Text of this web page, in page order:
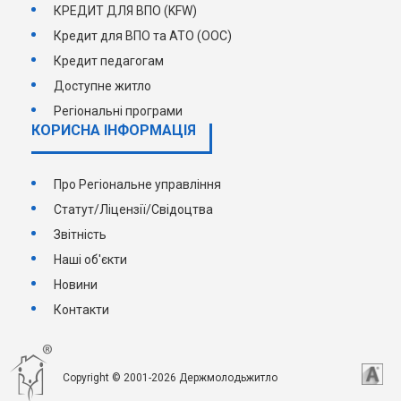
КРЕДИТ ДЛЯ ВПО (KFW)
Кредит для ВПО та АТО (ООС)
Кредит педагогам
Доступне житло
Регіональні програми
КОРИСНА ІНФОРМАЦІЯ
Про Регіональне управління
Статут/Ліцензії/Свідоцтва
Звітність
Наші об'єкти
Новини
Контакти
Copyright © 2001-2026 Держмолодьжитло